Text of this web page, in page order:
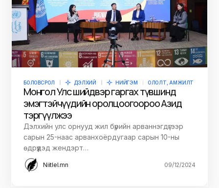
БОЛОВСРОЛ ДЭЛХИЙ НИЙГЭМ ОЛОЛТ, АМЖИЛТ
Монгол Улс шийдвэр гаргах түвшинд
эмэгтэйчүүдийн оролцоогоороо Азид
тэргүүлжээ
Дэлхийн улс орнууд жил бүрийн арваннэгдүгээр
сарын 25-наас арванхоёрдугаар сарын 10-ны
өдрүүдэд жендэрт…
Niitlel.mn 09/12/2024